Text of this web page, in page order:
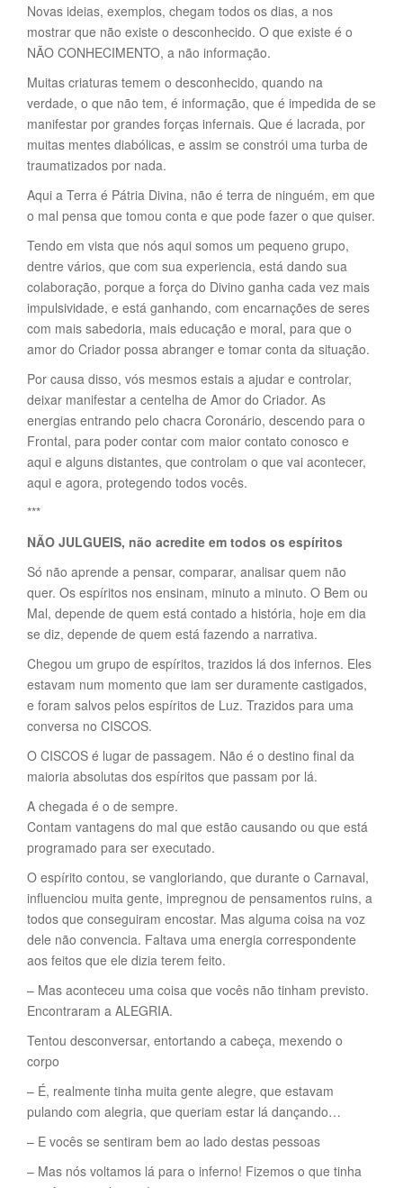
Novas ideias, exemplos, chegam todos os dias, a nos
mostrar que não existe o desconhecido. O que existe é o
NÃO CONHECIMENTO, a não informação.
Muitas criaturas temem o desconhecido, quando na
verdade, o que não tem, é informação, que é impedida de se
manifestar por grandes forças infernais. Que é lacrada, por
muitas mentes diabólicas, e assim se constrói uma turba de
traumatizados por nada.
Aqui a Terra é Pátria Divina, não é terra de ninguém, em que
o mal pensa que tomou conta e que pode fazer o que quiser.
Tendo em vista que nós aqui somos um pequeno grupo,
dentre vários, que com sua experiencia, está dando sua
colaboração, porque a força do Divino ganha cada vez mais
impulsividade, e está ganhando, com encarnações de seres
com mais sabedoria, mais educação e moral, para que o
amor do Criador possa abranger e tomar conta da situação.
Por causa disso, vós mesmos estais a ajudar e controlar,
deixar manifestar a centelha de Amor do Criador. As
energias entrando pelo chacra Coronário, descendo para o
Frontal, para poder contar com maior contato conosco e
aqui e alguns distantes, que controlam o que vai acontecer,
aqui e agora, protegendo todos vocês.
***
NÃO JULGUEIS, não acredite em todos os espíritos
Só não aprende a pensar, comparar, analisar quem não
quer. Os espíritos nos ensinam, minuto a minuto. O Bem ou
Mal, depende de quem está contado a história, hoje em dia
se diz, depende de quem está fazendo a narrativa.
Chegou um grupo de espíritos, trazidos lá dos infernos. Eles
estavam num momento que iam ser duramente castigados,
e foram salvos pelos espíritos de Luz. Trazidos para uma
conversa no CISCOS.
O CISCOS é lugar de passagem. Não é o destino final da
maioria absolutas dos espíritos que passam por lá.
A chegada é o de sempre.
Contam vantagens do mal que estão causando ou que está
programado para ser executado.
O espírito contou, se vangloriando, que durante o Carnaval,
influenciou muita gente, impregnou de pensamentos ruins, a
todos que conseguiram encostar. Mas alguma coisa na voz
dele não convencia. Faltava uma energia correspondente
aos feitos que ele dizia terem feito.
– Mas aconteceu uma coisa que vocês não tinham previsto.
Encontraram a ALEGRIA.
Tentou desconversar, entortando a cabeça, mexendo o
corpo
– É, realmente tinha muita gente alegre, que estavam
pulando com alegria, que queriam estar lá dançando…
– E vocês se sentiram bem ao lado destas pessoas
– Mas nós voltamos lá para o inferno! Fizemos o que tinha